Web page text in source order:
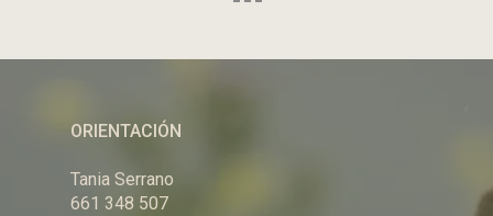
ORIENTACIÓN
Tania Serrano
661 348 507